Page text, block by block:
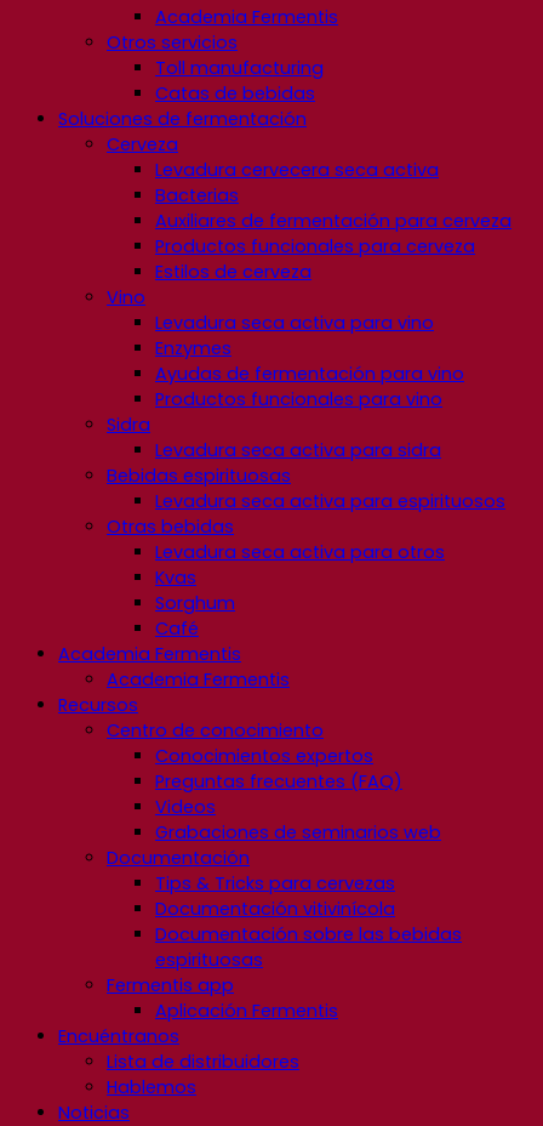
Academia Fermentis
Otros servicios
Toll manufacturing
Catas de bebidas
Soluciones de fermentación
Cerveza
Levadura cervecera seca activa
Bacterias
Auxiliares de fermentación para cerveza
Productos funcionales para cerveza
Estilos de cerveza
Vino
Levadura seca activa para vino
Enzymes
Ayudas de fermentación para vino
Productos funcionales para vino
Sidra
Levadura seca activa para sidra
Bebidas espirituosas
Levadura seca activa para espirituosos
Otras bebidas
Levadura seca activa para otros
Kvas
Sorghum
Café
Academia Fermentis
Academia Fermentis
Recursos
Centro de conocimiento
Conocimientos expertos
Preguntas frecuentes (FAQ)
Videos
Grabaciones de seminarios web
Documentación
Tips & Tricks para cervezas
Documentación vitivinícola
Documentación sobre las bebidas
espirituosas
Fermentis app
Aplicación Fermentis
Encuéntranos
Lista de distribuidores
Hablemos
Noticias